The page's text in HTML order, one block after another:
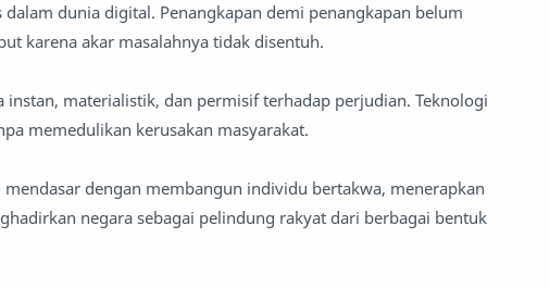
dunia digital. Penangkapan demi penangkapan belum
karena akar masalahnya tidak disentuh.
instan, materialistik, dan permisif terhadap perjudian. Teknologi
memedulikan kerusakan masyarakat.
dengan membangun individu bertakwa, menerapkan
negara sebagai pelindung rakyat dari berbagai bentuk